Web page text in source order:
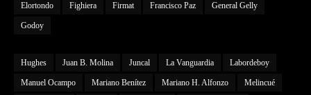
Elortondo Fighiera Firmat Francisco Paz General Gelly
Godoy
Hughes Juan B. Molina Juncal La Vanguardia Labordeboy
Manuel Ocampo Mariano Benítez Mariano H. Alfonzo Melincué